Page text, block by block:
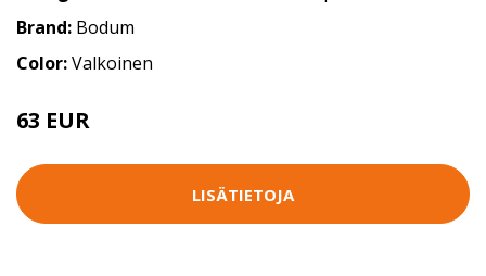
Brand: Bodum
Color:Valkoinen
63 EUR
LISÄTIETOJA